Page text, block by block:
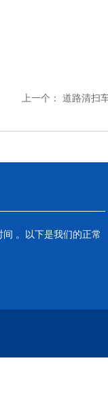
上一个： 道路清扫
。以下是我们的正常